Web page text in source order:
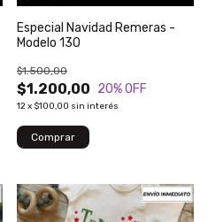
Especial Navidad Remeras -
Modelo 130
$1.200,00
$1.500,00
20% OFF
12x $100,00 sin interés